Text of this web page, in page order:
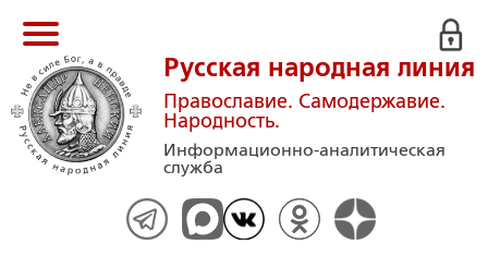
Русская народная линия
Православие. Самодержавие.
Народность.
Информационно-аналитическая
служба